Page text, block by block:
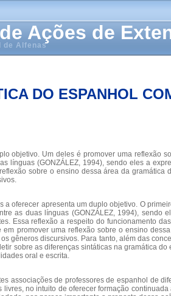
Ações de
de Alfenas
DO ESPANHOL
objetivo. Um deles é promover uma reflexão
línguas (GONZÁLEZ, 1994), sendo eles a
sobre o ensino dessa área da
a oferecer apresenta um duplo objetivo. O
as duas línguas (GONZÁLEZ, 1994),
Essa reflexão a respeito do funcionamento
em promover uma reflexão sobre o ensino
gêneros discursivos. Para tanto, além das
sobre as diferenças sintáticas na gramática
oral e escrita.
associações de professores de espanhol de
livres, no intuito de oferecer formação